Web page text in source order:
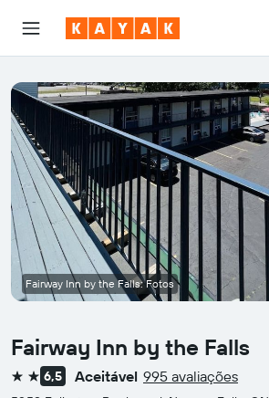
Fairway Inn by the Falls
2 estrelas
6,5 Aceitável 995 avaliações
Fairway Inn by the Falls: Fotos